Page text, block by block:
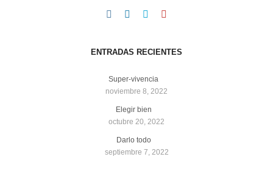
ENTRADAS RECIENTES
Super-vivencia
noviembre 8, 2022
Elegir bien
octubre 20, 2022
Darlo todo
septiembre 7, 2022